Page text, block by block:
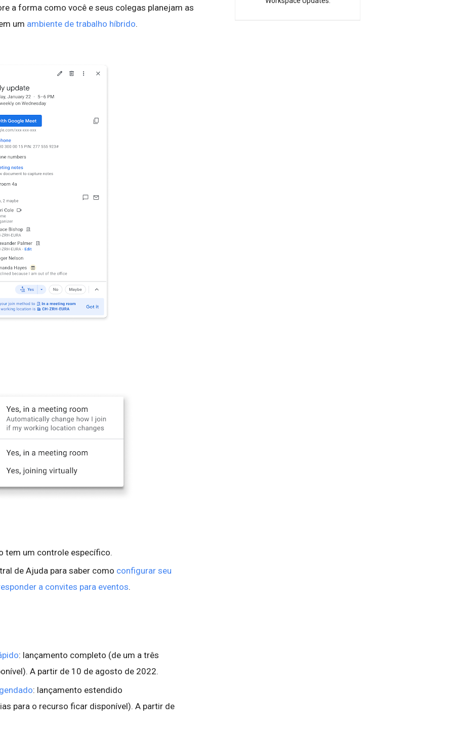
a forma como você e seus colegas planejam as
um ambiente de trabalho híbrido.
tem um controle específico.
de Ajuda para saber como configurar seu
a convites para eventos.
: lançamento completo (de um a três
A partir de 10 de agosto de 2022.
: lançamento estendido
para o recurso ficar disponível). A partir de